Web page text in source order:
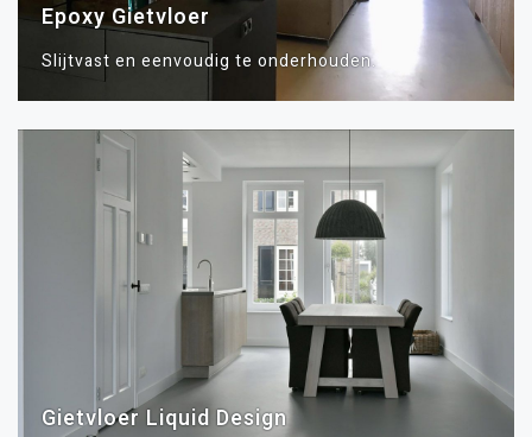
Epoxy Gietvloer
Slijtvast en eenvoudig te onderhouden.
Gietvloer Liquid Design